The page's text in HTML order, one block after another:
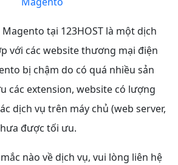
tại 123HOST là một dịch
với các website thương mại điện
bị chậm do có quá nhiều sản
các extension, website có lượng
dịch vụ trên máy chủ (web server,
được tối ưu.
nào về dịch vụ, vui lòng liên hệ